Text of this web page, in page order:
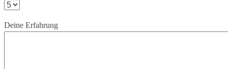
Deine Erfahrung